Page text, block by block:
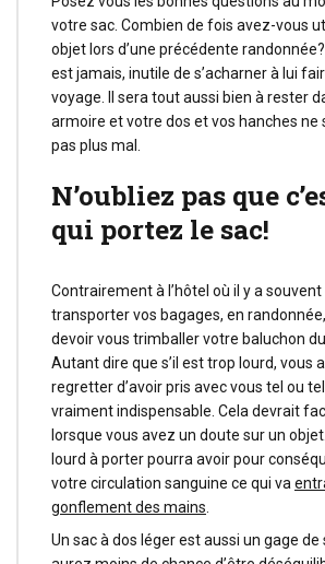
votre sac. Combien de fois avez-vous
objet lors d’une précédente
est jamais, inutile de s’acharner à lui
voyage. Il sera tout aussi bien à rester
armoire et votre dos et vos hanches ne
pas plus mal.
N’oubliez pas que
qui portez le sac!
Contrairement à l’hôtel où il y a souvent
transporter vos bagages, en
devoir vous trimballer votre baluchon
Autant dire que s’il est trop lourd, vous
regretter d’avoir pris avec vous tel ou
vraiment indispensable. Cela devrait
lorsque vous avez un doute sur un
lourd à porter pourra avoir pour
votre circulation sanguine ce qui va
gonflement des mains
Un sac à dos léger est aussi un gage de